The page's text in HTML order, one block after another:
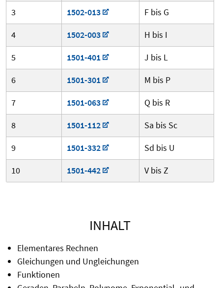
3
1502-013
F bis G
4
1502-003
H bis I
5
1501-401
J bis L
6
1501-301
M bis P
7
1501-063
Q bis R
8
1501-112
Sa bis Sc
9
1501-332
Sd bis U
10
1501-442 V bis Z
INHALT
Elementares Rechnen
Gleichungen und Ungleichungen
Funktionen